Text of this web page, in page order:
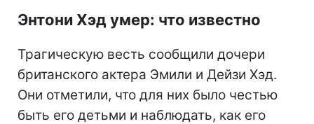
Энтони Хэд умер: что известно
Трагическую весть сообщили дочери
британского актера Эмили и Дейзи Хэд.
Они отметили, что для них было честью
быть его детьми и наблюдать, как его